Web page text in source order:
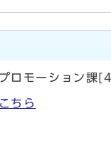
ロモーション課
ちら